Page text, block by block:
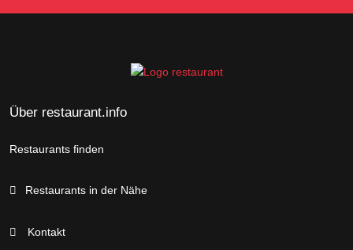
Über restaurant.info
Restaurants finden
Restaurants in der Nähe
Kontakt